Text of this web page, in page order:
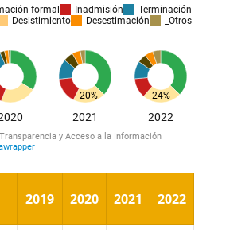
2019 2020 2021 2022